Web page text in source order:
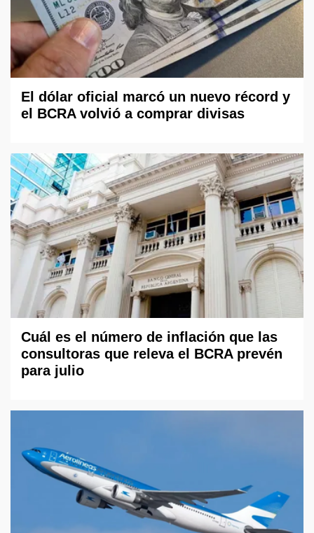
El dólar oficial marcó un nuevo récord y
el BCRA volvió a comprar divisas
Cuál es el número de inflación que las
consultoras que releva el BCRA prevén
para julio